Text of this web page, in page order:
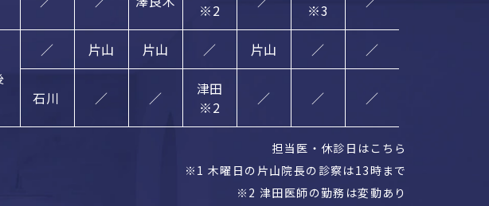
※2
※3
／ 片山 片山 ／ 片山 ／ ／
石川 ／ ／
津田
※2
／ ／ ／
担当医・休診日はこちら
※1 木曜日の片山院長の診察は13時まで
※2 津田医師の勤務は変動あり